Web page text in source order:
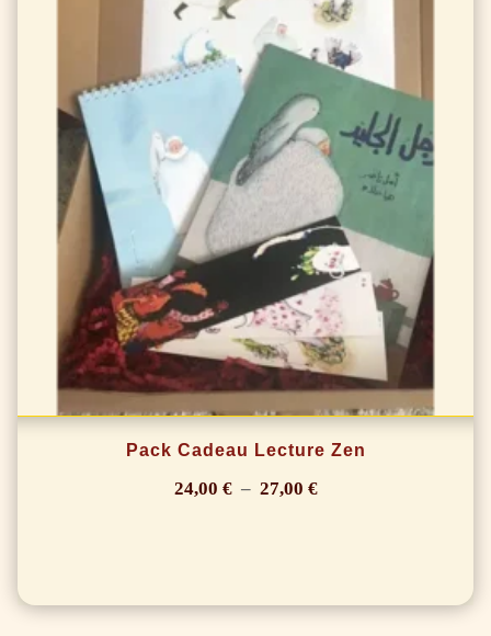
Pack Cadeau Lecture Zen
24,00 € – 27,00 €Plage
à